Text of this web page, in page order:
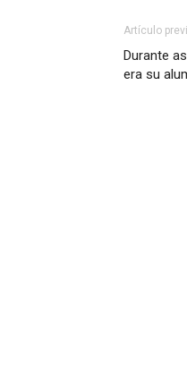
Artículo
Durante
era su